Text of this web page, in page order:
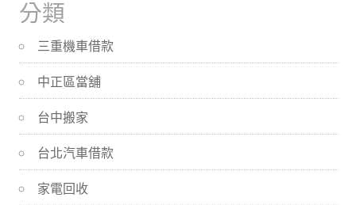
分類
三重機車借款
中正區當舖
台中搬家
台北汽車借款
家電回收